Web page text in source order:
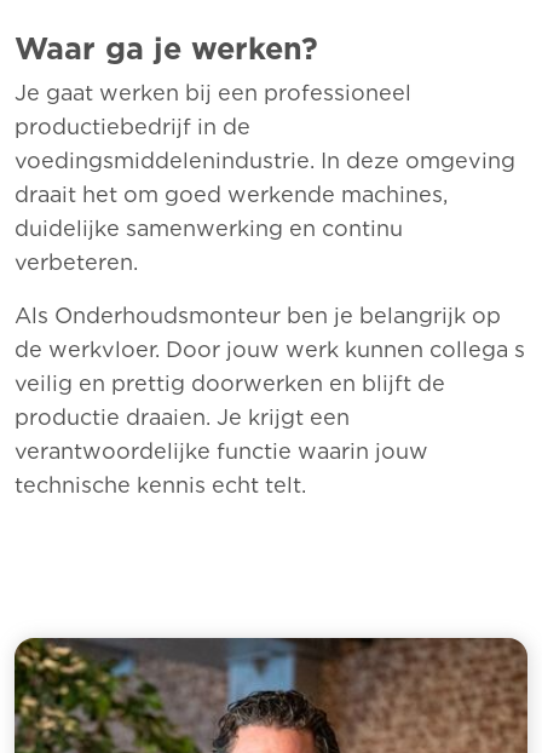
Waar ga je werken?
Je gaat werken bij een professioneel
productiebedrijf in de
voedingsmiddelenindustrie. In deze omgeving
draait het om goed werkende machines,
duidelijke samenwerking en continu
verbeteren.
Als Onderhoudsmonteur ben je belangrijk op
de werkvloer. Door jouw werk kunnen collega s
veilig en prettig doorwerken en blijft de
productie draaien. Je krijgt een
verantwoordelijke functie waarin jouw
technische kennis echt telt.